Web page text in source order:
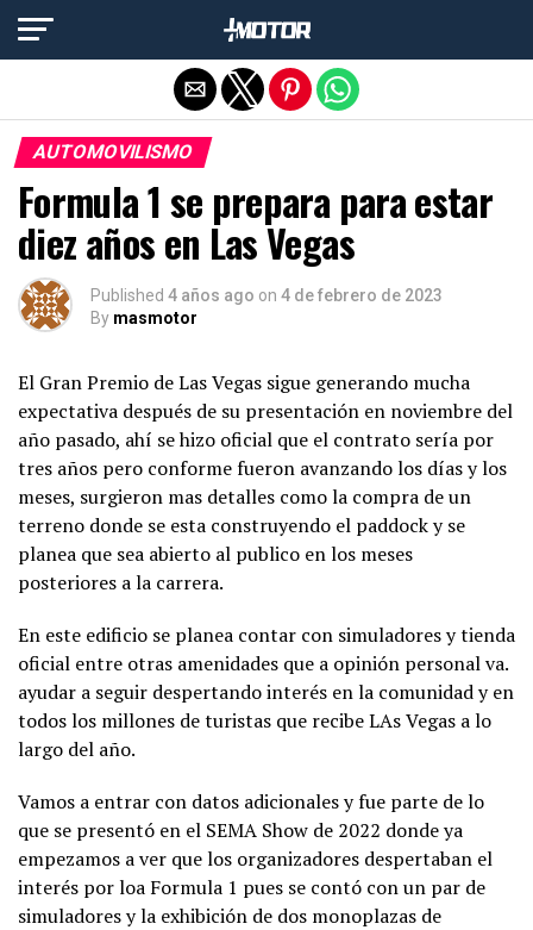
AUTOMOVILISMO
Formula 1 se prepara para estar
diez años en Las Vegas
Published 4 años ago on 4 de febrero de 2023
By masmotor
El Gran Premio de Las Vegas sigue generando mucha
expectativa después de su presentación en noviembre del
año pasado, ahí se hizo oficial que el contrato sería por
tres años pero conforme fueron avanzando los días y los
meses, surgieron mas detalles como la compra de un
terreno donde se esta construyendo el paddock y se
planea que sea abierto al publico en los meses
posteriores a la carrera.
En este edificio se planea contar con simuladores y tienda
oficial entre otras amenidades que a opinión personal va.
ayudar a seguir despertando interés en la comunidad y en
todos los millones de turistas que recibe LAs Vegas a lo
largo del año.
Vamos a entrar con datos adicionales y fue parte de lo
que se presentó en el SEMA Show de 2022 donde ya
empezamos a ver que los organizadores despertaban el
interés por loa Formula 1 pues se contó con un par de
simuladores y la exhibición de dos monoplazas de
Salir de la versión móvil